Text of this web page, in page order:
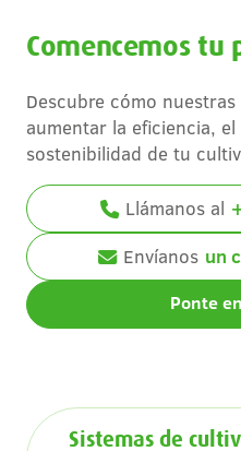
Comencemos tu
Descubre cómo
aumentar la eficiencia,
sostenibilidad de tu
Llámanos al
Envíanos un
Ponte
Sistemas de